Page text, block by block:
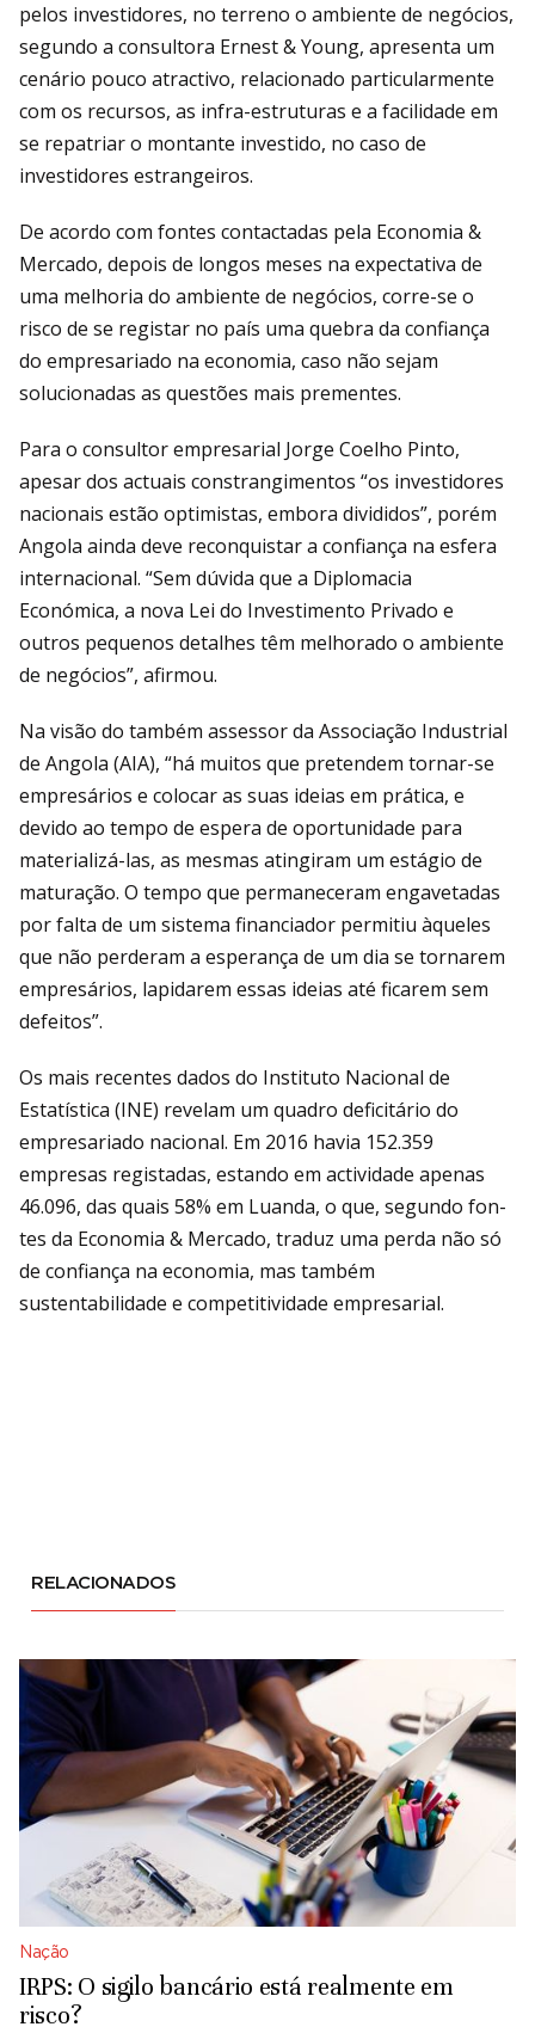
pelos investidores, no terreno o ambiente de negócios,
segundo a consulto­ra Ernest & Young, apresenta um
cenário pouco atractivo, relacionado particular­mente
com os recursos, as infra-estrutu­ras e a facilidade em
se repatriar o mon­tante investido, no caso de
investidores estrangeiros.
De acordo com fontes contactadas pela Eco­nomia &
Mercado, depois de longos meses na expectativa de
uma melhoria do am­biente de negócios, corre-se o
risco de se re­gistar no país uma quebra da confiança
do empresariado na economia, caso não sejam
solucionadas as questões mais prementes.
Para o consultor empresarial Jorge Coelho Pinto,
apesar dos actuais constrangimentos “os investidores
nacionais estão optimistas, embora divididos”, porém
Angola ainda deve reconquistar a confiança na esfera
internacional. “Sem dúvida que a Diplo­macia
Económica, a nova Lei do Investi­mento Privado e
outros pequenos detalhes têm melhorado o ambiente
de negócios”, afirmou.
Na visão do também assessor da Associa­ção Industrial
de Angola (AIA), “há muitos que pretendem tornar-se
empresários e colocar as suas ideias em prática, e
devido ao tempo de espera de oportunidade para
materializá-las, as mesmas atingiram um estágio de
maturação. O tempo que per­maneceram engavetadas
por falta de um sistema financiador permitiu àqueles
que não perderam a esperança de um dia se tornarem
empresários, lapidarem essas ideias até ficarem sem
defeitos”.
Os mais recentes dados do Instituto Nacio­nal de
Estatística (INE) revelam um quadro deficitário do
empresariado nacional. Em 2016 havia 152.359
empresas registadas, estando em actividade apenas
46.096, das quais 58% em Luanda, o que, segundo fon­
tes da Economia & Mercado, traduz uma perda não só
de confiança na economia, mas também
sustentabilidade e competiti­vidade empresarial.
RELACIONADOS
Nação
IRPS: O sigilo bancário está realmente em
risco?